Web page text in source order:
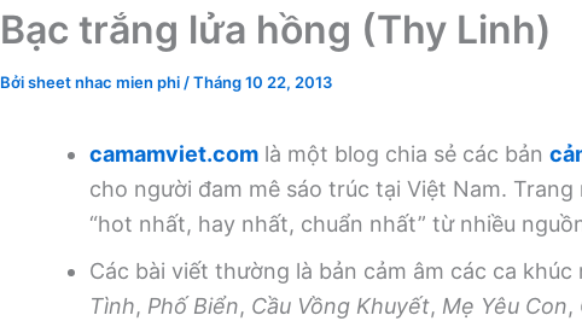
Bạc trắng lửa hồng (Thy Linh)
Bởisheet nhac mien phi /Tháng 10 22, 2013
camamviet.com là một blog chia sẻ các bản
cho người đam mê sáo trúc tại Việt Nam.
“hot nhất, hay nhất, chuẩn nhất” từ nhiều
Các bài viết thường là bản cảm âm các ca khúc
Tình, Phố Biển, Cầu Vồng Khuyết, Mẹ Yêu Con,